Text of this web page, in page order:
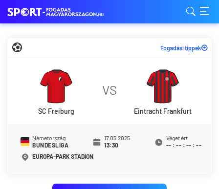
Fogadási tippek
SC Freiburg
VS
Eintracht Frankfurt
Németország
BUNDESLIGA
17.05.2025
13:30
Véget ért
-- : -- : -- : --
EUROPA-PARK STADION